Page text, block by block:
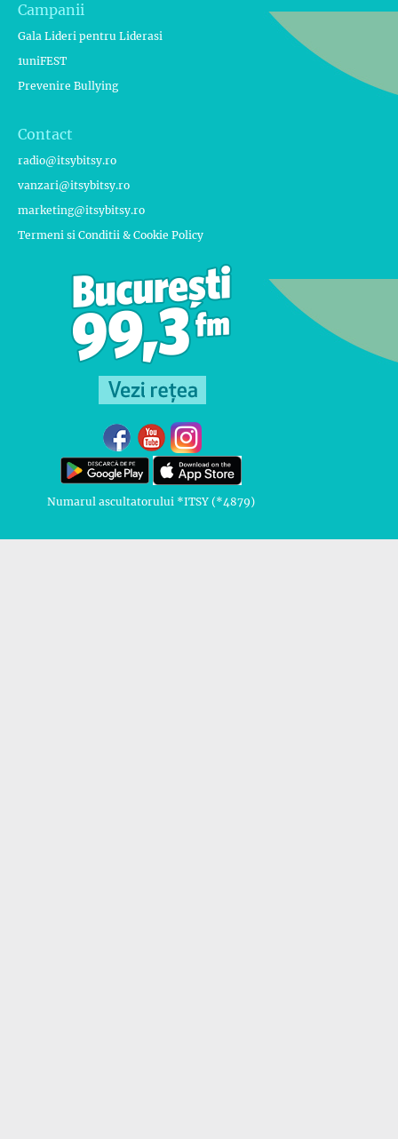
Campanii
Gala Lideri pentru Liderasi
1uniFEST
Prevenire Bullying
Contact
radio@itsybitsy.ro
vanzari@itsybitsy.ro
marketing@itsybitsy.ro
Termeni si Conditii & Cookie Policy
Numarul ascultatorului *ITSY (*4879)